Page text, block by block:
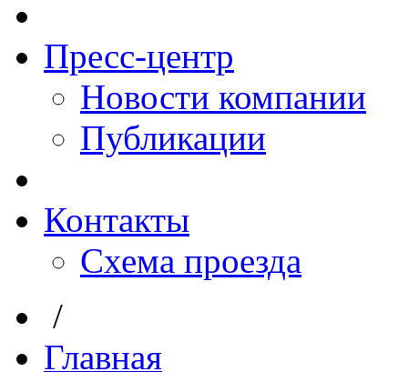
Пресс-центр
Новости компании
Публикации
Контакты
Схема проезда
/
Главная